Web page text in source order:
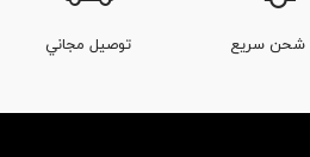
شحن سريع توصيل مجاني